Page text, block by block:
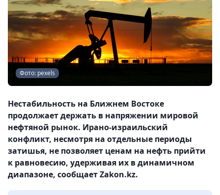
Фото: pexels
Нестабильность на Ближнем Востоке
продолжает держать в напряжении мировой
нефтяной рынок. Ирано-израильский
конфликт, несмотря на отдельные периоды
затишья, не позволяет ценам на нефть прийти
к равновесию, удерживая их в динамичном
диапазоне, сообщает Zakon.kz.